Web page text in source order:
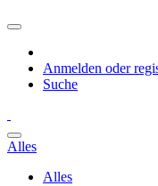
Anmelden oder
Suche
Alles
Alles